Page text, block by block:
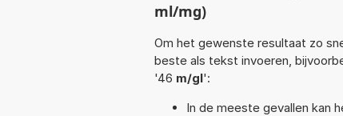
ml/mg)
Om het gewenste resultaat zo
beste als tekst invoeren,
'46 m/gl':
In de meeste gevallen kan